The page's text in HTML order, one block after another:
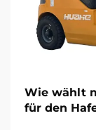
Wie wählt
für den